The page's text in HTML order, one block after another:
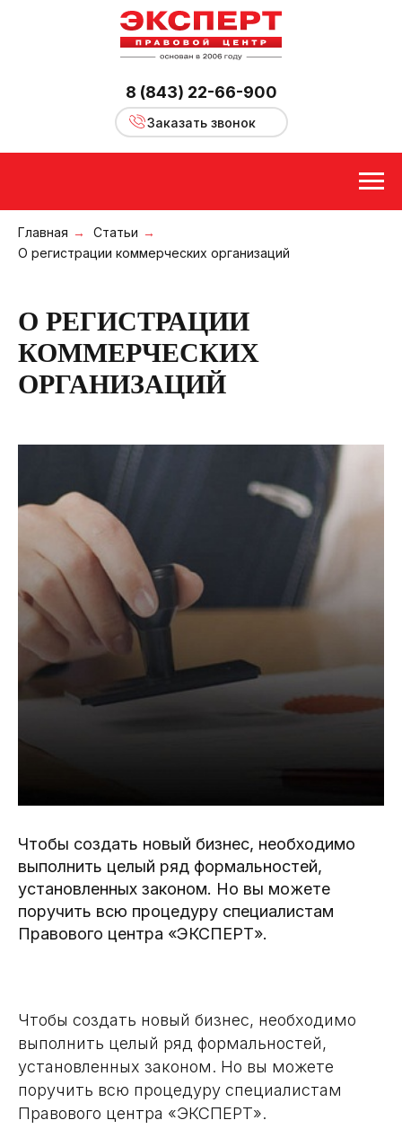
8 (843) 22-66-900
Заказать звонок
Главная → Статьи →
О регистрации коммерческих организаций
О РЕГИСТРАЦИИ
КОММЕРЧЕСКИХ
ОРГАНИЗАЦИЙ
Чтобы создать новый бизнес, необходимо
выполнить целый ряд формальностей,
установленных законом. Но вы можете
поручить всю процедуру специалистам
Правового центра «ЭКСПЕРТ».
Чтобы создать новый бизнес, необходимо
выполнить целый ряд формальностей,
установленных законом. Но вы можете
поручить всю процедуру специалистам
Правового центра «ЭКСПЕРТ».